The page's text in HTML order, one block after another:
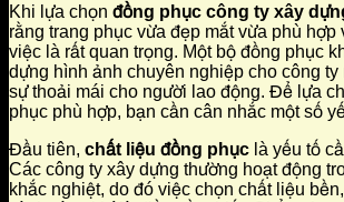
Khi lựa chọn đồng phục công ty xây
rằng trang phục vừa đẹp mắt vừa phù hợp
việc là rất quan trọng. Một bộ đồng phục
dựng hình ảnh chuyên nghiệp cho công ty
sự thoải mái cho người lao động. Để lựa
phục phù hợp, bạn cần cân nhắc một số
Đầu tiên, chất liệu đồng phục là yếu tố
Các công ty xây dựng thường hoạt động
khắc nghiệt, do đó việc chọn chất liệu